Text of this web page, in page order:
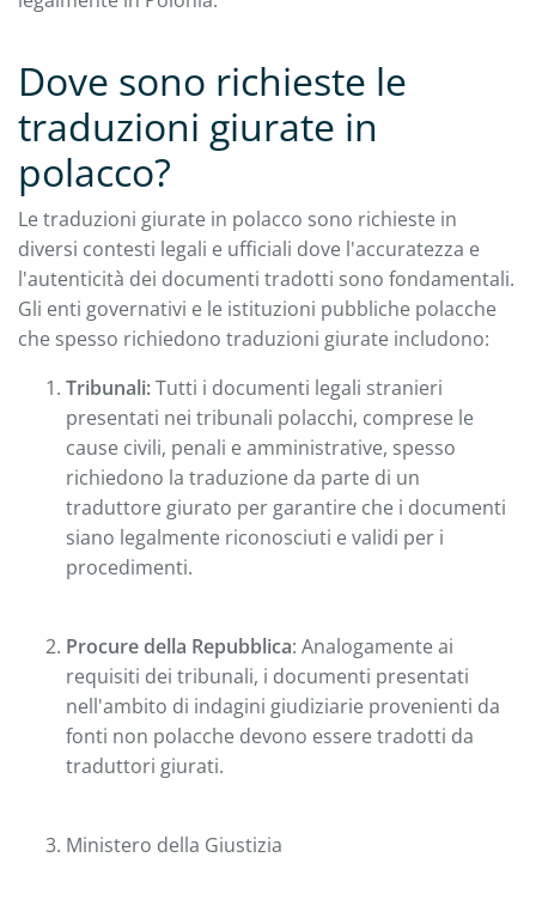
Dove sono richieste le
traduzioni giurate in
polacco?
Le traduzioni giurate in polacco sono richieste in
diversi contesti legali e ufficiali dove l'accuratezza e
l'autenticità dei documenti tradotti sono fondamentali.
Gli enti governativi e le istituzioni pubbliche polacche
che spesso richiedono traduzioni giurate includono:
Tribunali:Tutti i documenti legali stranieri
presentati nei tribunali polacchi, comprese le
cause civili, penali e amministrative, spesso
richiedono la traduzione da parte di un
traduttore giurato per garantire che i documenti
siano legalmente riconosciuti e validi per i
procedimenti.
Procure della Repubblica: Analogamente ai
requisiti dei tribunali, i documenti presentati
nell'ambito di indagini giudiziarie provenienti da
fonti non polacche devono essere tradotti da
traduttori giurati.
Ministero della Giustizia